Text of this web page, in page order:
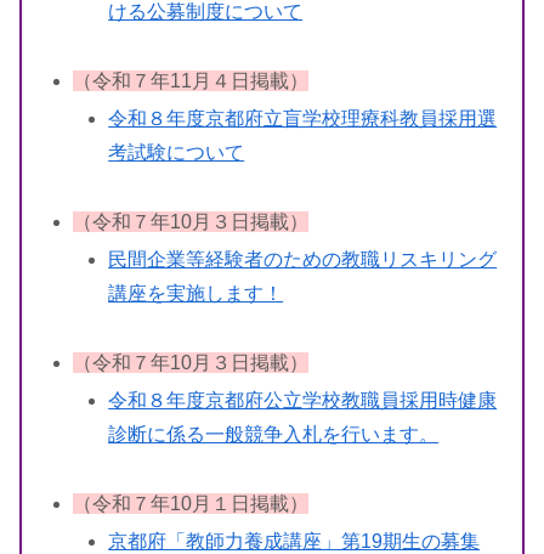
ける公募制度について
（令和７年11月４日掲載）
令和８年度京都府立盲学校理療科教員採用選
考試験について
（令和７年10月３日掲載）
民間企業等経験者のための教職リスキリング
講座を実施します！
（令和７年10月３日掲載）
令和８年度京都府公立学校教職員採用時健康
診断に係る一般競争入札を行います。
（令和７年10月１日掲載）
京都府「教師力養成講座」第19期生の募集